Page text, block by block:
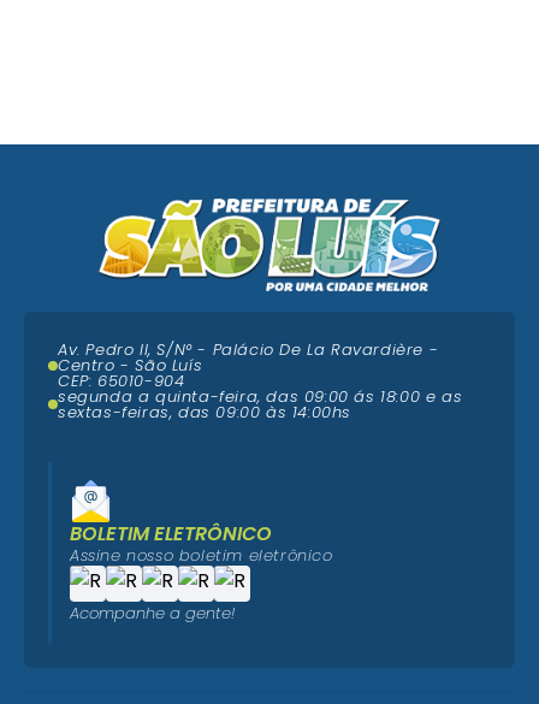
Av. Pedro II, S/N° - Palácio De La Ravardière -
Centro - São Luís
CEP: 65010-904
segunda a quinta-feira, das 09:00 ás 18:00 e as
sextas-feiras, das 09:00 às 14:00hs
BOLETIM ELETRÔNICO
Assine nosso boletim eletrônico
Acompanhe a gente!